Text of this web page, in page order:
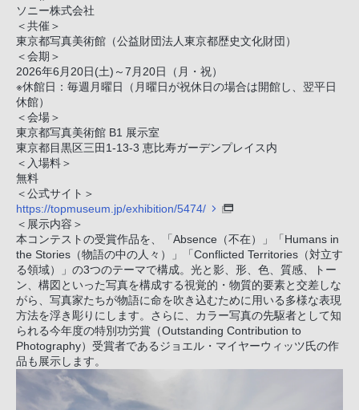
ソニー株式会社
＜共催＞
東京都写真美術館（公益財団法人東京都歴史文化財団）
＜会期＞
2026年6月20日(土)～7月20日（月・祝）
※休館日：毎週月曜日（月曜日が祝休日の場合は開館し、翌平日
休館）
＜会場＞
東京都写真美術館 B1 展示室
東京都目黒区三田1-13-3 恵比寿ガーデンプレイス内
＜入場料＞
無料
＜公式サイト＞
https://topmuseum.jp/exhibition/5474/
＜展示内容＞
本コンテストの受賞作品を、「Absence（不在）」「Humans in
the Stories（物語の中の人々）」「Conflicted Territories（対立す
る領域）」の3つのテーマで構成。光と影、形、色、質感、トー
ン、構図といった写真を構成する視覚的・物質的要素と交差しな
がら、写真家たちが物語に命を吹き込むために用いる多様な表現
方法を浮き彫りにします。さらに、カラー写真の先駆者として知
られる今年度の特別功労賞（Outstanding Contribution to
Photography）受賞者であるジョエル・マイヤーウィッツ氏の作
品も展示します。